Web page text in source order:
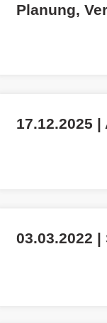
Planung,
17.12.2025
03.03.2022